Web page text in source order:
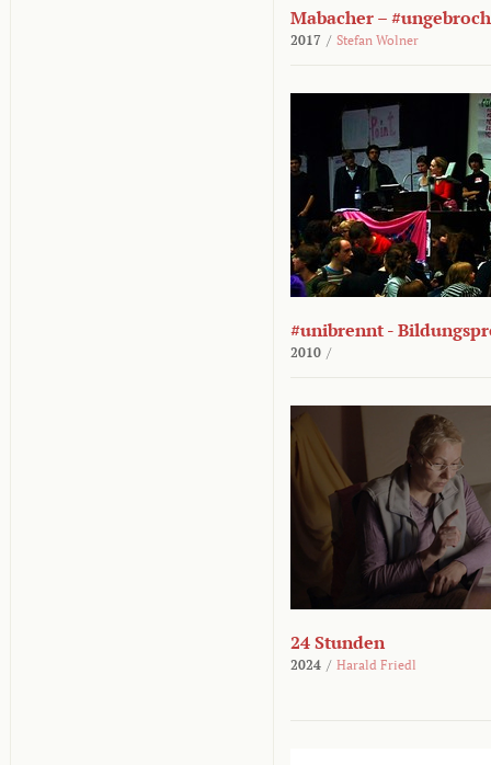
Mabacher –
2017 / Stefan Wolner
#unibrennt -
2010 /
24 Stunden
2024 / Harald Friedl